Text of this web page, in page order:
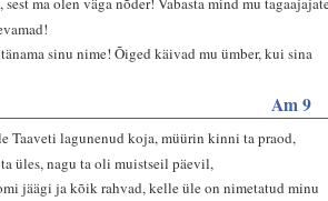
sinu nime! Õiged käivad mu ümber, kui sina
Am 9
Taaveti lagunenud koja, müürin kinni ta praod,
üles, nagu ta oli muistseil päevil,
jäägi ja kõik rahvad, kelle üle on nimetatud minu